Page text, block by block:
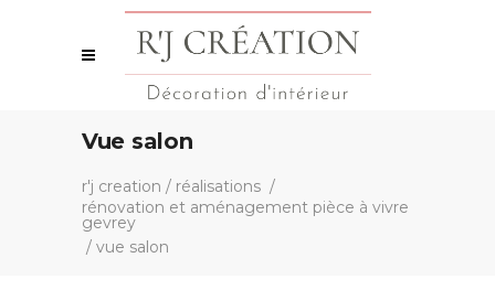
Vue salon
r'j creation / réalisations /
rénovation et aménagement pièce à vivre
gevrey
/ vue salon